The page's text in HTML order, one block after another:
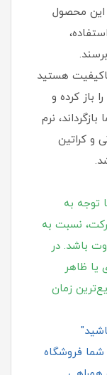
این محصول
هستید
باز کرده و
نرم
و کراتین
توجه به
نسبت به
باشد. در
یا ظاهر
زمان
شما فروشگاه